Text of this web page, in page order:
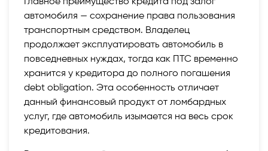
автомобиля — сохранение права пользования
транспортным средством. Владелец
продолжает эксплуатировать автомобиль в
повседневных нуждах, тогда как ПТС временно
хранится у кредитора до полного погашения
debt obligation. Эта особенность отличает
данный финансовый продукт от ломбардных
услуг, где автомобиль изымается на весь срок
кредитования.